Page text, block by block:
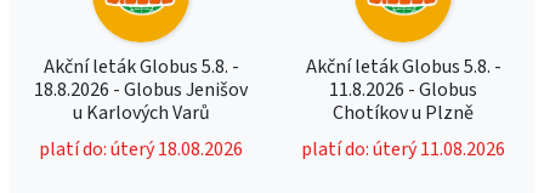
Akční leták Globus 5.8. -
18.8.2026 - Globus Jenišov
u Karlových Varů
platí do: úterý 18.08.2026
Akční leták Globus 5.8. -
11.8.2026 - Globus
Chotíkov u Plzně
platí do: úterý 11.08.2026